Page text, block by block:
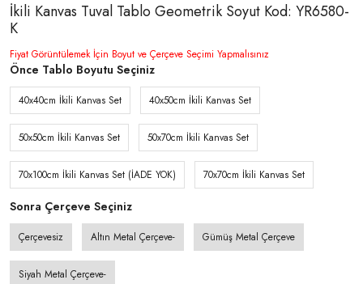
İkili Kanvas Tuval Tablo Geometrik Soyut Kod: YR6580-
K
Fiyat Görüntülemek İçin Boyut ve Çerçeve Seçimi Yapmalısınız
Önce Tablo Boyutu Seçiniz
40x40cm İkili Kanvas Set 40x50cm İkili Kanvas Set
50x50cm İkili Kanvas Set 50x70cm İkili Kanvas Set
70x100cm İkili Kanvas Set (İADE YOK) 70x70cm İkili Kanvas Set
Sonra Çerçeve Seçiniz
Çerçevesiz Altın Metal Çerçeve- Gümüş Metal Çerçeve
Siyah Metal Çerçeve-